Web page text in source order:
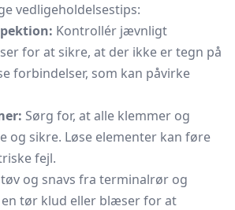
vedligeholdelsestips:
Kontrollér jævnligt
for at sikre, at der ikke er tegn på
forbindelser, som kan påvirke
Sørg for, at alle klemmer og
og sikre. Løse elementer kan føre
fejl.
og snavs fra terminalrør og
tør klud eller blæser for at